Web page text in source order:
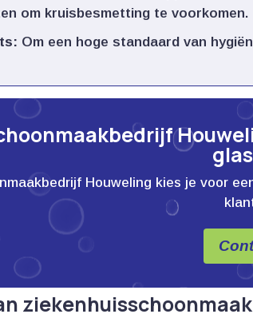
om kruisbesmetting te voorkomen.​
Om een hoge standaard van
Houweling kies je voor
ziekenhuisschoonmaak